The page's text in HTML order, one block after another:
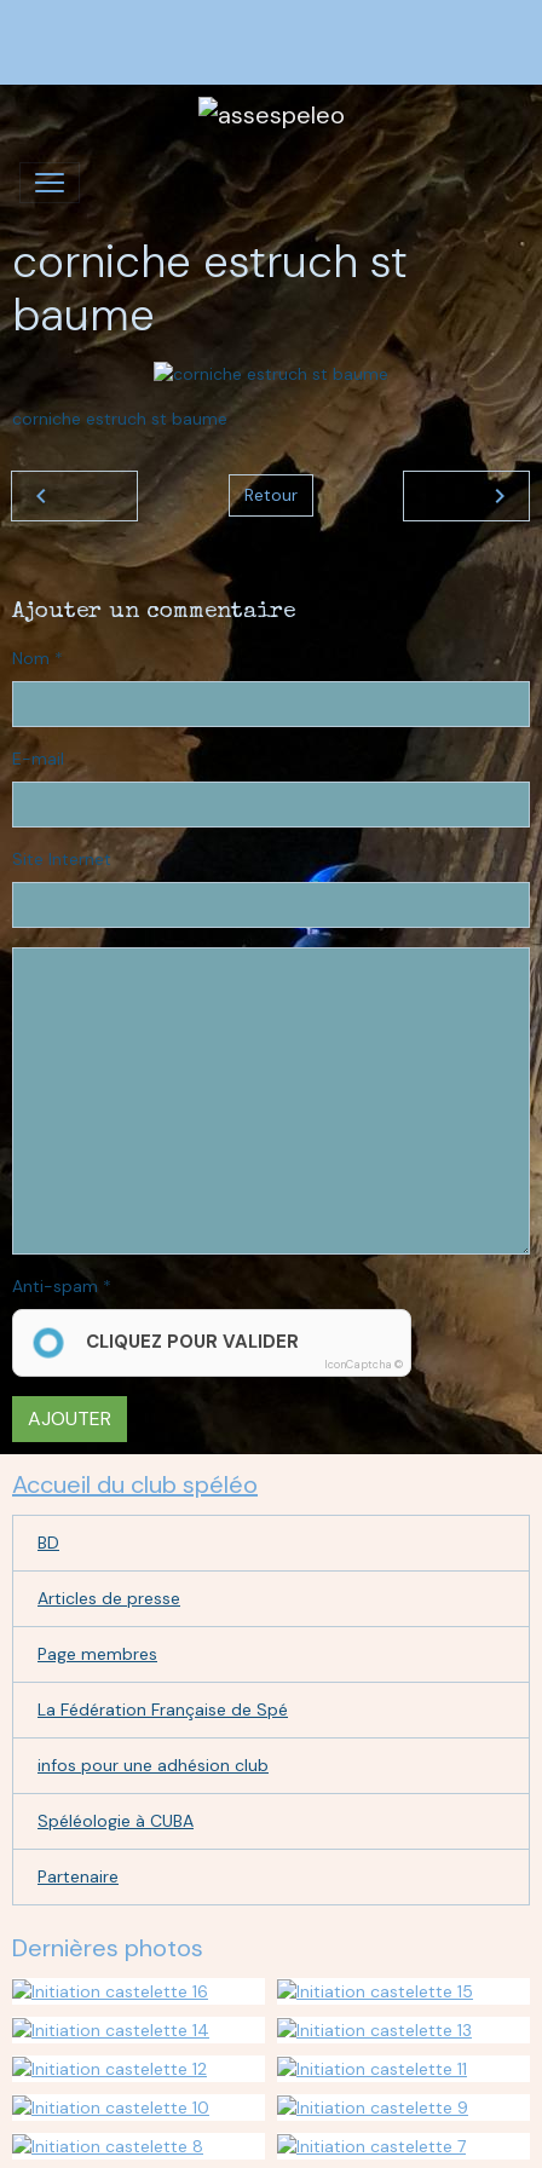
corniche estruch st
baume
corniche estruch st baume
Retour
Ajouter un commentaire
Nom
E-mail
Site Internet
Anti-spam
CLIQUEZ POUR VALIDER
IconCaptcha ©
AJOUTER
Accueil du club spéléo
BD
Articles de presse
Page membres
La Fédération Française de Spé
infos pour une adhésion club
Spéléologie à CUBA
Partenaire
Dernières photos